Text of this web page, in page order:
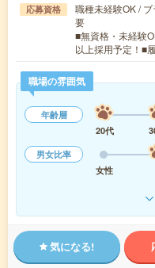
応募資格
職種未経験OK /
要
■無資格・未経験
以上採用予定！■
職場の雰囲気
年齢層
20代
男女比率
女性
気になる!